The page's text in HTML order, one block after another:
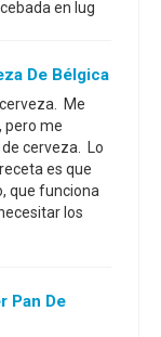
en lug
De Bélgica
Me
pero me
cerveza. Lo
es que
que funciona
los
Pan De